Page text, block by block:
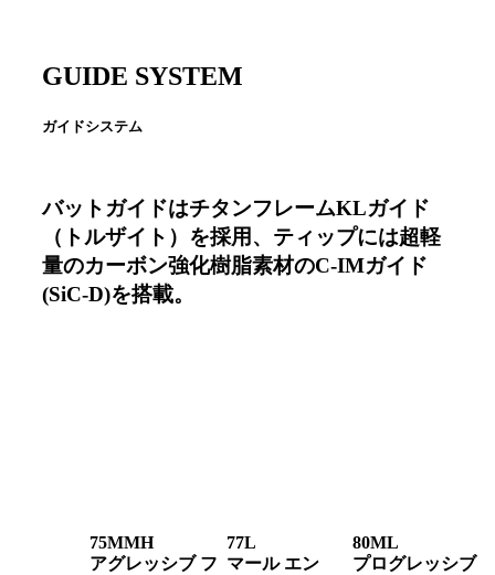
GUIDE SYSTEM
ガイドシステム
バットガイドはチタンフレームKLガイド
（トルザイト）を採用、ティップには超軽
量のカーボン強化樹脂素材のC-IMガイド
(SiC-D)を搭載。
75MMH
アグレッシブ フ
77L
マール エン
80ML
プログレッシブ